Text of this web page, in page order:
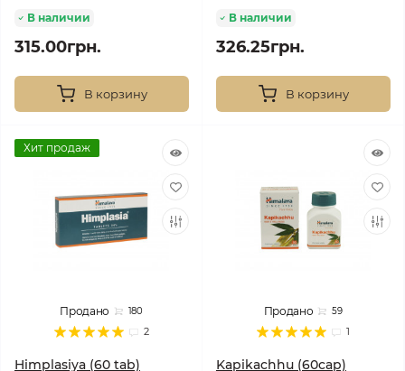
В наличии
315.00грн.
В корзину
В наличии
326.25грн.
В корзину
Хит продаж
2
Продано 180
Himplasiya (60 tab)
1
Продано 59
Kapikachhu (60cap)